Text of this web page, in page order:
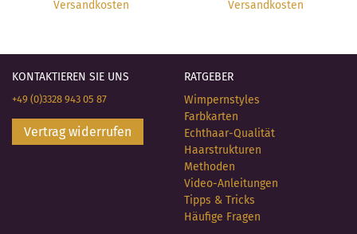
Versandkosten
Versandkosten
KONTAKTIEREN SIE UNS
+49 (0)3328 943 05 87
Vertrag widerrufen
RATGEBER
Wimpernstyles
Farbkarten
Echthaar-Qualität
Haarstrukturen
Methoden
Video-Anleitungen
Tipps & Tricks
Häufige Fragen